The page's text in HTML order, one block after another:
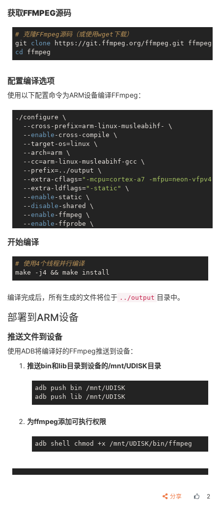
获取FFMPEG源码
# 克隆FFmpeg源码（或使用wget下载）
git clone
cd
配置编译选项
使用以下配置命令为ARM设备编译FFmpeg：
./configure \
  --cross-prefix=arm-linux-musleabihf- \
  --
enable -cross-compile \
  --target-os=linux \
  --arch=arm \
  --cc=arm-linux-musleabihf-gcc \
  --prefix=../output \
  --extra-cflags=
"-mcpu=cortex-a7 -mfpu=neon-
  --extra-ldflags=
"-static"
\
  --
enable -static \
  --
disable -shared \
  --
enable -ffmpeg \
  --
enable -ffprobe \
开始编译
# 使用4个线程并行编译
编译完成后，所有生成的文件将位于 ../output 目录中。
部署到ARM设备
推送文件到设备
使用ADB将编译好的FFmpeg推送到设备：
推送bin和lib目录到设备的/mnt/UDISK目录
adb push bin /mnt/UDISK
为ffmpeg添加可执行权限
分享 2